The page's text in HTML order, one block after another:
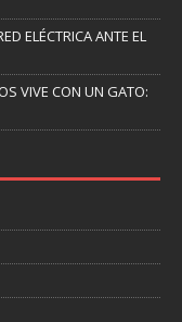
ELÉCTRICA ANTE EL
VIVE CON UN GATO: